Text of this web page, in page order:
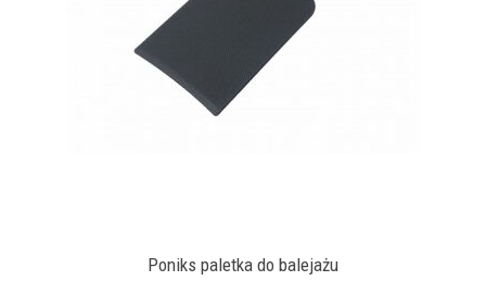
Poniks paletka do balejażu